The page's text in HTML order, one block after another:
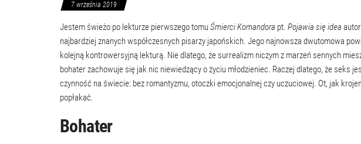
7 września 2019
Jestem świeżo po lekturze pierwszego tomuŚmierci Komandora pt. Pojawia się idea
najbardziej znanych współczesnych pisarzy japońskich. Jego najnowsza dwutomowa
kolejną kontrowersyjną lekturą. Nie dlatego, że surrealizm niczym z marzeń sennych
bohater zachowuje się jak nic niewiedzący o życiu młodzieniec. Raczej dlatego, że seks
czynność na świecie: bez romantyzmu, otoczki emocjonalnej czy uczuciowej. Ot, jak
popłakać.
Bohater